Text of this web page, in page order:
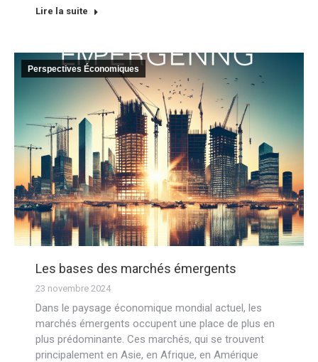
Lire la suite
Perspectives Économiques
Les bases des marchés émergents
23 novembre 2024
Dans le paysage économique mondial actuel, les
marchés émergents occupent une place de plus en
plus prédominante. Ces marchés, qui se trouvent
principalement en Asie, en Afrique, en Amérique